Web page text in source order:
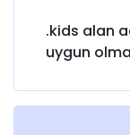
.kids alan
uygun